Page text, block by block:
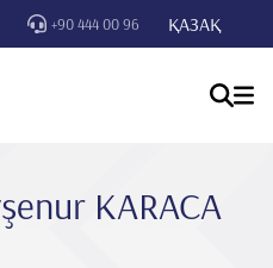
+90 444 00 96 ҚАЗАҚ
KARACA